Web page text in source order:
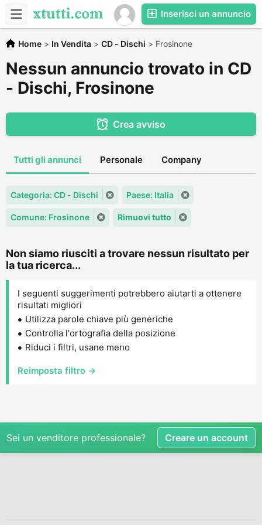
Inserisci un annuncio
Home > In Vendita > CD - Dischi > Frosinone
Nessun annuncio trovato in CD
- Dischi, Frosinone
Crea avviso
Tutti gli annunci Personale Company
Categoria: CD - Dischi Paese: Italia
Comune: Frosinone Rimuovi tutto
Non siamo riusciti a trovare nessun risultato per
la tua ricerca...
I seguenti suggerimenti potrebbero aiutarti a ottenere
risultati migliori
Utilizza parole chiave più generiche
Controlla l'ortografia della posizione
Riduci i filtri, usane meno
Reimposta filtro →
Sei un venditore professionale? Creare un account